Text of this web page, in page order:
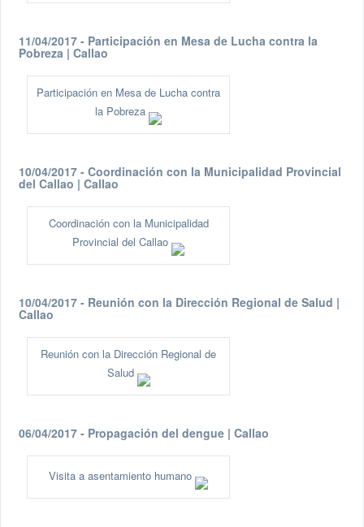
11/04/2017 - Participación en Mesa de Lucha contra la
Pobreza | Callao
Participación en Mesa de Lucha contra
la Pobreza
10/04/2017 - Coordinación con la Municipalidad Provincial
del Callao | Callao
Coordinación con la Municipalidad
Provincial del Callao
10/04/2017 - Reunión con la Dirección Regional de Salud |
Callao
Reunión con la Dirección Regional de
Salud
06/04/2017 - Propagación del dengue | Callao
Visita a asentamiento humano